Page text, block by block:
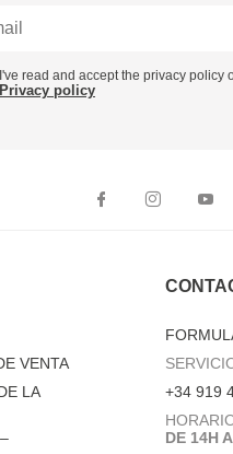
I've read and accept the privacy policy
Privacy policy
VENTA
LA
+34 919
DE 14H